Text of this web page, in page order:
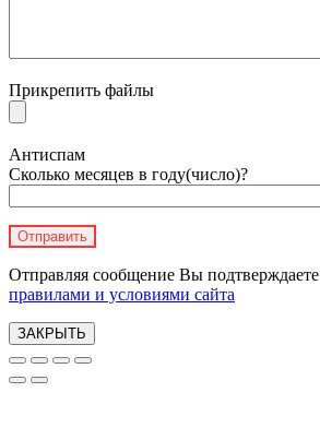
Прикрепить файлы
Антиспам
Сколько месяцев в году(число)?
Отправляя сообщение Вы подтверждаете
правилами и условиями сайта
ЗАКРЫТЬ